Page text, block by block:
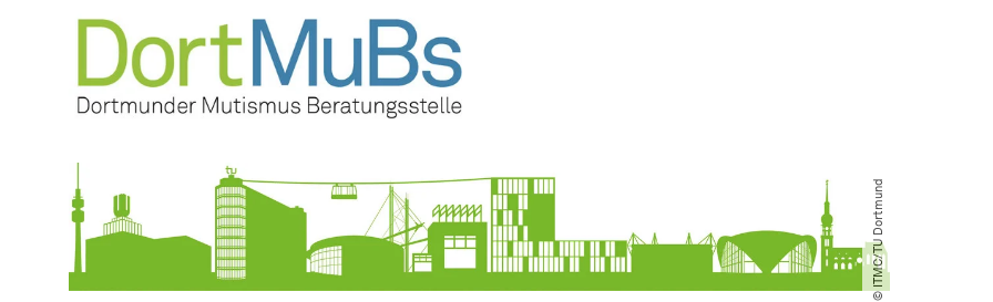
© ITMC​/​TU Dortmund